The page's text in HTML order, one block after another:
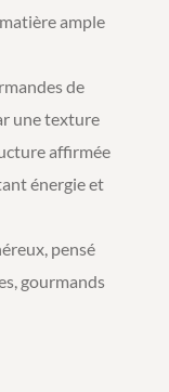
ample
de
une texture
affirmée
énergie et
pensé
gourmands